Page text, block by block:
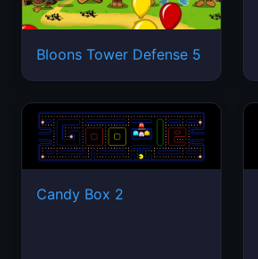
Bloons Tower Defense 5
Candy Box 2